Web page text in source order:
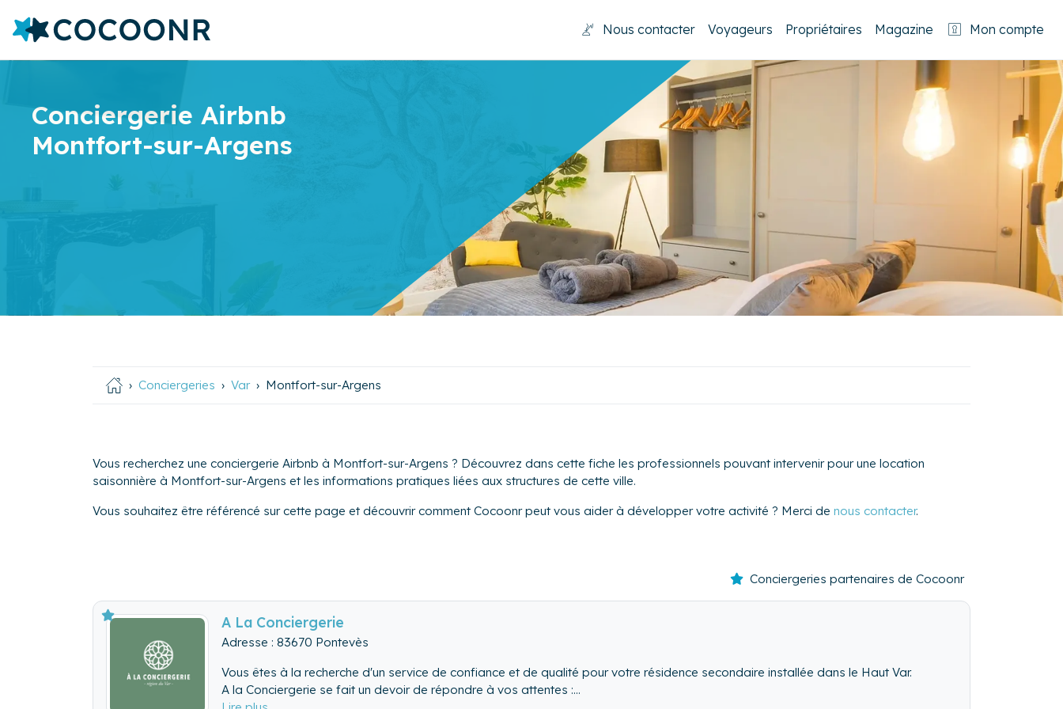
Nous contacter Voyageurs Propriétaires Magazine Mon compte
Conciergerie Airbnb
Montfort-sur-Argens
Conciergeries Var Montfort-sur-Argens
Vous recherchez une conciergerie Airbnb à Montfort-sur-Argens ? Découvrez dans cette fiche les professionnels pouvant intervenir pour une location
saisonnière à Montfort-sur-Argens et les informations pratiques liées aux structures de cette ville.
Vous souhaitez être référencé sur cette page et découvrir comment Cocoonr peut vous aider à développer votre activité ? Merci de nous contacter.
Conciergeries partenaires de Cocoonr
A La Conciergerie
Adresse : 83670 Pontevès
Vous êtes à la recherche d'un service de confiance et de qualité pour votre résidence secondaire installée dans le Haut Var.
A la Conciergerie se fait un devoir de répondre à vos attentes :